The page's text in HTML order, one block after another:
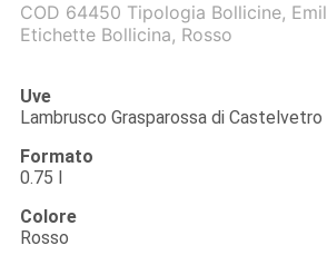
COD 64450 Tipologia Bollicine,
Etichette Bollicina, Rosso
Uve
Lambrusco Grasparossa di Castelvetro
Formato
0.75 l
Colore
Rosso